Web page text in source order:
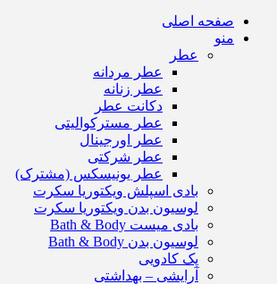
صفحه اصلی
منو
عطر
عطر مردانه
عطر زنانه
دکانت عطر
عطر مسترکوالیتی
عطر اورجینال
عطر شرکتی
عطر یونیسکس (مشترک)
بادی اسپلش ویکتوریا سکرت
لوسیون بدن ویکتوریا سکرت
بادی میست Bath & Body
لوسیون بدن Bath & Body
پک کادویی
آرایشی – بهداشتی